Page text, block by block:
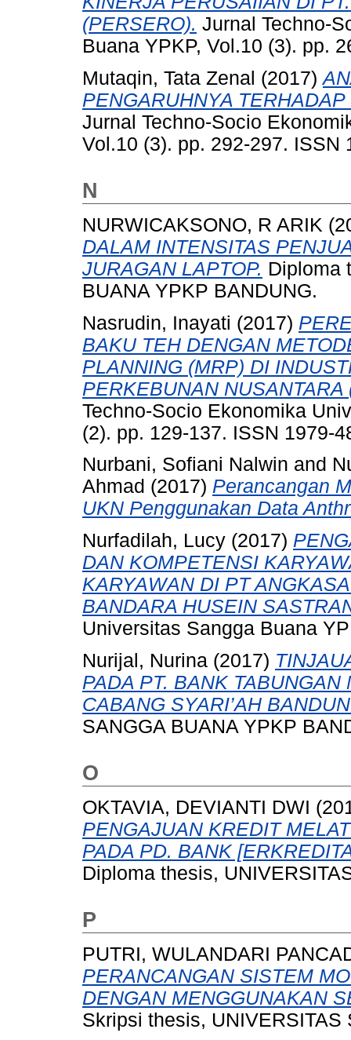
(PERSERO). Jurnal Techno-
Buana YPKP, Vol.10 (3). pp.
Mutaqin, Tata Zenal (2017)
PENGARUHNYA
Jurnal Techno-Socio
Vol.10 (3). pp. 292-297. ISSN
N
NURWICAKSONO, R ARIK
DALAM INTENSITAS
JURAGAN LAPTOP. Diploma
BUANA YPKP BANDUNG.
Nasrudin, Inayati (2017)
BAKU TEH DENGAN
PLANNING (MRP) DI
PERKEBUNAN
Techno-Socio Ekonomika
(2). pp. 129-137. ISSN 1979-
Nurbani, Sofiani Nalwin and
Ahmad (2017) Perancangan
UKN Penggunakan Data
Nurfadilah, Lucy (2017)
DAN KOMPETENSI
KARYAWAN DI PT
BANDARA HUSEIN
Universitas Sangga Buana
Nurijal, Nurina (2017)
PADA PT. BANK
CABANG SYARI’AH
SANGGA BUANA YPKP
O
OKTAVIA, DEVIANTI DWI
PENGAJUAN KREDIT
PADA PD. BANK
Diploma thesis,
P
PUTRI, WULANDARI
PERANCANGAN SISTEM
DENGAN MENGGUNAKAN
Skripsi thesis, UNIVERSITAS